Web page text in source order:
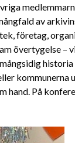
av
företag,
övertygelse –
hand. På